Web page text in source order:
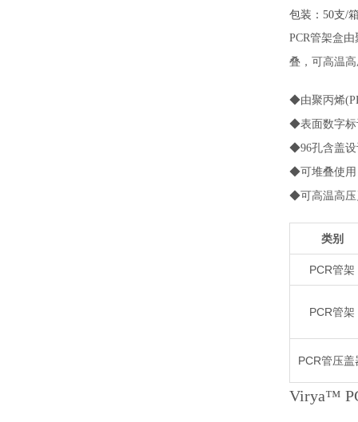
包装：50支/
PCR管架盒
叠，可高温
◆由聚丙烯
◆表面数字标
◆96孔含盖设
◆可堆叠使用
◆可高温高压
类别
PCR管架
PCR管架
PCR管压盖
Virya™